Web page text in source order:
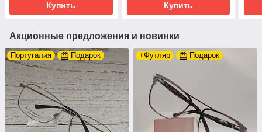
Купить Купить
Акционные предложения и новинки
Португалия Подарок +Футляр Подарок